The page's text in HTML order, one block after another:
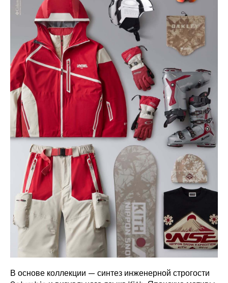
В основе коллекции — синтез инженерной строгости